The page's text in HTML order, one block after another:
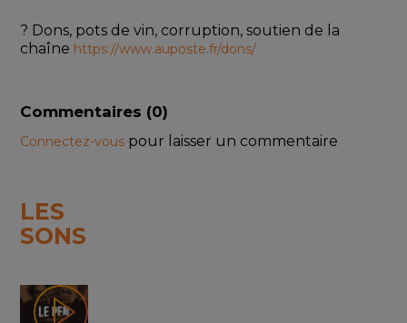
? Dons, pots de vin, corruption, soutien de la
chaîne https://www.auposte.fr/dons/
Commentaires (0)
Connectez-vous pour laisser un commentaire
LES
SONS